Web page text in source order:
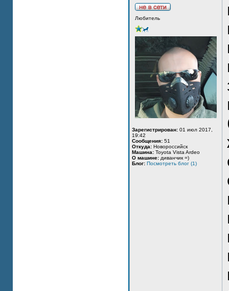
Любитель
Зарегистрирован: 01 июл 2017,
19:42
Сообщения: 51
Откуда: Новороссийск
Машина: Toyota Vista Ardeo
О машине: диванчик =)
Блог: Посмотреть блог (1)